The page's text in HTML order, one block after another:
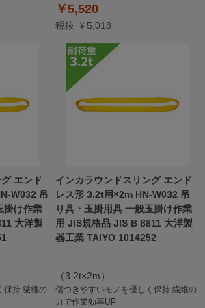
￥5,520
税抜 ￥5,018
エンド
W032 吊
掛け作業
大洋製
保持 繊維の
インカラウンドスリング エンド
レス形 3.2t用×2m HN-W032 吊
り具・玉掛用具 一般玉掛け作業
用 JIS規格品 JIS B 8811 大洋製
器工業 TAIYO 1014252
（3.2t×2m）
傷つきやすいモノを優しく保持 繊維の
力で作業効率UP